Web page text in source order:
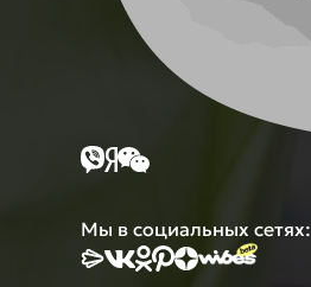
Мы в социальных сетях: